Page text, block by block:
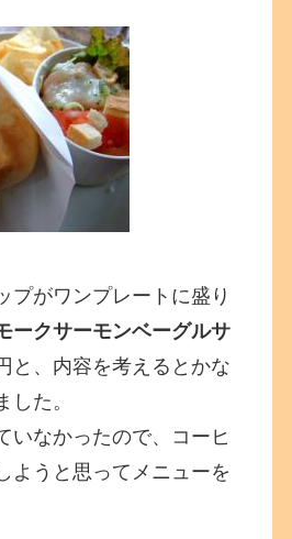
プがワンプレートに盛り
ークサーモンベーグルサ
と、内容を考えるとかな
した。
いなかったので、コーヒ
ようと思ってメニューを